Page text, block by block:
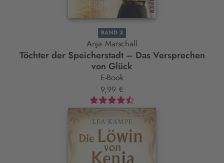
BAND 3
Anja Marschall
Töchter der Speicherstadt – Das Versprechen
von Glück
E-Book
9,99 €